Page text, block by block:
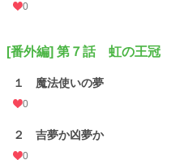
0
[番外編] 第７話 虹の王冠
１ 魔法使いの夢
0
２ 吉夢か凶夢か
0